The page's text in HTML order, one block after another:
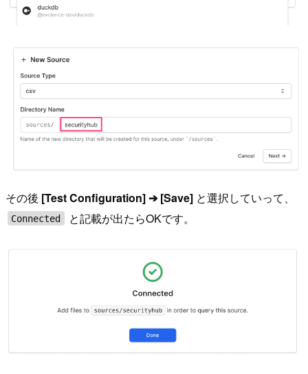
その後 [Test Configuration] ➔ [Save] と選択していって、
Connected と記載が出たらOKです。